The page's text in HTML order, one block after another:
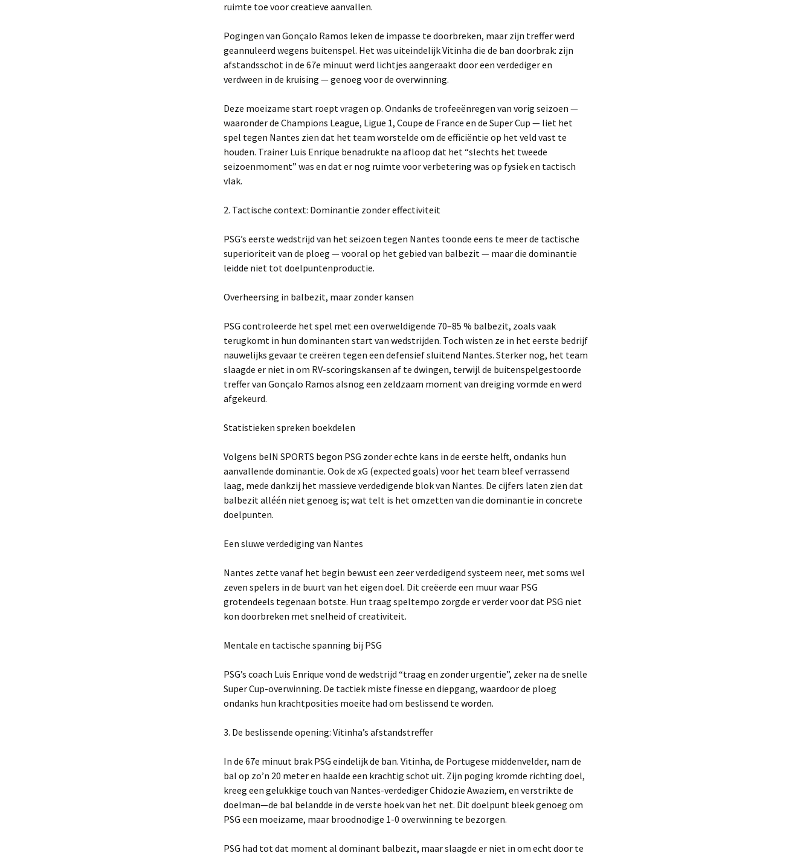
ruimte toe voor creatieve aanvallen.
Pogingen van Gonçalo Ramos leken de impasse te doorbreken, maar zijn treffer werd
geannuleerd wegens buitenspel. Het was uiteindelijk Vitinha die de ban doorbrak: zijn
afstandsschot in de 67e minuut werd lichtjes aangeraakt door een verdediger en
verdween in de kruising — genoeg voor de overwinning.
Deze moeizame start roept vragen op. Ondanks de trofeeënregen van vorig seizoen —
waaronder de Champions League, Ligue 1, Coupe de France en de Super Cup — liet het
spel tegen Nantes zien dat het team worstelde om de efficiëntie op het veld vast te
houden. Trainer Luis Enrique benadrukte na afloop dat het “slechts het tweede
seizoenmoment” was en dat er nog ruimte voor verbetering was op fysiek en tactisch
vlak.
2. Tactische context: Dominantie zonder effectiviteit
PSG’s eerste wedstrijd van het seizoen tegen Nantes toonde eens te meer de tactische
superioriteit van de ploeg — vooral op het gebied van balbezit — maar die dominantie
leidde niet tot doelpuntenproductie.
Overheersing in balbezit, maar zonder kansen
PSG controleerde het spel met een overweldigende 70–85 % balbezit, zoals vaak
terugkomt in hun dominanten start van wedstrijden. Toch wisten ze in het eerste bedrijf
nauwelijks gevaar te creëren tegen een defensief sluitend Nantes. Sterker nog, het team
slaagde er niet in om RV-scoringskansen af te dwingen, terwijl de buitenspelgestoorde
treffer van Gonçalo Ramos alsnog een zeldzaam moment van dreiging vormde en werd
afgekeurd.
Statistieken spreken boekdelen
Volgens beIN SPORTS begon PSG zonder echte kans in de eerste helft, ondanks hun
aanvallende dominantie. Ook de xG (expected goals) voor het team bleef verrassend
laag, mede dankzij het massieve verdedigende blok van Nantes. De cijfers laten zien dat
balbezit alléén niet genoeg is; wat telt is het omzetten van die dominantie in concrete
doelpunten.
Een sluwe verdediging van Nantes
Nantes zette vanaf het begin bewust een zeer verdedigend systeem neer, met soms wel
zeven spelers in de buurt van het eigen doel. Dit creëerde een muur waar PSG
grotendeels tegenaan botste. Hun traag speltempo zorgde er verder voor dat PSG niet
kon doorbreken met snelheid of creativiteit.
Mentale en tactische spanning bij PSG
PSG’s coach Luis Enrique vond de wedstrijd “traag en zonder urgentie”, zeker na de snelle
Super Cup-overwinning. De tactiek miste finesse en diepgang, waardoor de ploeg
ondanks hun krachtposities moeite had om beslissend te worden.
3. De beslissende opening: Vitinha’s afstandstreffer
In de 67e minuut brak PSG eindelijk de ban. Vitinha, de Portugese middenvelder, nam de
bal op zo’n 20 meter en haalde een krachtig schot uit. Zijn poging kromde richting doel,
kreeg een gelukkige touch van Nantes-verdediger Chidozie Awaziem, en verstrikte de
doelman—de bal belandde in de verste hoek van het net. Dit doelpunt bleek genoeg om
PSG een moeizame, maar broodnodige 1-0 overwinning te bezorgen.
PSG had tot dat moment al dominant balbezit, maar slaagde er niet in om echt door te